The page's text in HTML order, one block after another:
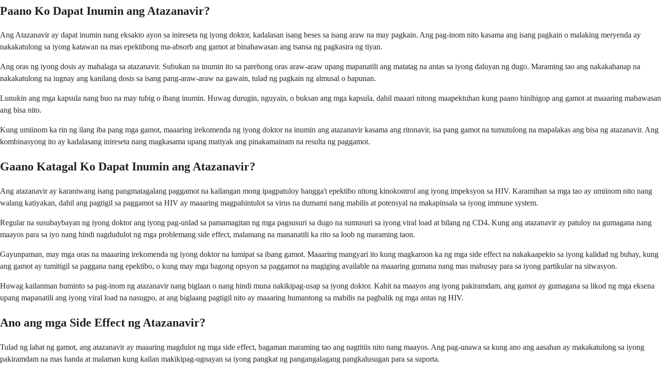
Paano Ko Dapat Inumin ang Atazanavir?
Ang Atazanavir ay dapat inumin nang eksakto ayon sa inireseta ng iyong doktor, kadalasan isang beses sa isang araw na may pagkain. Ang pag-inom nito kasama ang isang pagkain o malaking meryenda ay
nakakatulong sa iyong katawan na mas epektibong ma-absorb ang gamot at binabawasan ang tsansa ng pagkasira ng tiyan.
Ang oras ng iyong dosis ay mahalaga sa atazanavir. Subukan na inumin ito sa parehong oras araw-araw upang mapanatili ang matatag na antas sa iyong daluyan ng dugo. Maraming tao ang nakakahanap na
nakakatulong na iugnay ang kanilang dosis sa isang pang-araw-araw na gawain, tulad ng pagkain ng almusal o hapunan.
Lunukin ang mga kapsula nang buo na may tubig o ibang inumin. Huwag durugin, nguyain, o buksan ang mga kapsula, dahil maaari nitong maapektuhan kung paano hinihigop ang gamot at maaaring mabawasan
ang bisa nito.
Kung umiinom ka rin ng ilang iba pang mga gamot, maaaring irekomenda ng iyong doktor na inumin ang atazanavir kasama ang ritonavir, isa pang gamot na tumutulong na mapalakas ang bisa ng atazanavir. Ang
kombinasyong ito ay kadalasang inireseta nang magkasama upang matiyak ang pinakamainam na resulta ng paggamot.
Gaano Katagal Ko Dapat Inumin ang Atazanavir?
Ang atazanavir ay karaniwang isang pangmatagalang paggamot na kailangan mong ipagpatuloy hangga't epektibo nitong kinokontrol ang iyong impeksyon sa HIV. Karamihan sa mga tao ay umiinom nito nang
walang katiyakan, dahil ang pagtigil sa paggamot sa HIV ay maaaring magpahintulot sa virus na dumami nang mabilis at potensyal na makapinsala sa iyong immune system.
Regular na susubaybayan ng iyong doktor ang iyong pag-unlad sa pamamagitan ng mga pagsusuri sa dugo na sumusuri sa iyong viral load at bilang ng CD4. Kung ang atazanavir ay patuloy na gumagana nang
maayos para sa iyo nang hindi nagdudulot ng mga problemang side effect, malamang na mananatili ka rito sa loob ng maraming taon.
Gayunpaman, may mga oras na maaaring irekomenda ng iyong doktor na lumipat sa ibang gamot. Maaaring mangyari ito kung magkaroon ka ng mga side effect na nakakaapekto sa iyong kalidad ng buhay, kung
ang gamot ay tumitigil sa paggana nang epektibo, o kung may mga bagong opsyon sa paggamot na magiging available na maaaring gumana nang mas mahusay para sa iyong partikular na sitwasyon.
Huwag kailanman huminto sa pag-inom ng atazanavir nang biglaan o nang hindi muna nakikipag-usap sa iyong doktor. Kahit na maayos ang iyong pakiramdam, ang gamot ay gumagana sa likod ng mga eksena
upang mapanatili ang iyong viral load na nasugpo, at ang biglaang pagtigil nito ay maaaring humantong sa mabilis na pagbalik ng mga antas ng HIV.
Ano ang mga Side Effect ng Atazanavir?
Tulad ng lahat ng gamot, ang atazanavir ay maaaring magdulot ng mga side effect, bagaman maraming tao ang nagtitiis nito nang maayos. Ang pag-unawa sa kung ano ang aasahan ay makakatulong sa iyong
pakiramdam na mas handa at malaman kung kailan makikipag-ugnayan sa iyong pangkat ng pangangalagang pangkalusugan para sa suporta.